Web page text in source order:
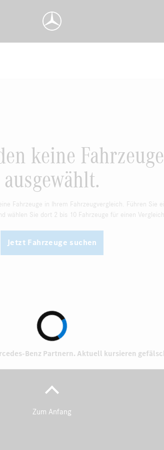
keine Fahrzeuge
ausgewählt.
Fahrzeuge in Ihrem Fahrzeugvergleich. Führen Sie
wählen Sie dort 2 bis 10 Fahrzeuge für einen Vergleich.
Jetzt Fahrzeuge suchen
Benz Partnern. Aktuell kursieren
Zum Anfang